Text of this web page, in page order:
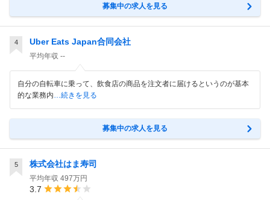
募集中の求人を見る
4 Uber Eats Japan合同会社
平均年収 --
自分の自転車に乗って、飲食店の商品を注文者に届けるというのが基本
的な業務内…続きを見る
募集中の求人を見る
5 株式会社はま寿司
平均年収 497万円
3.7